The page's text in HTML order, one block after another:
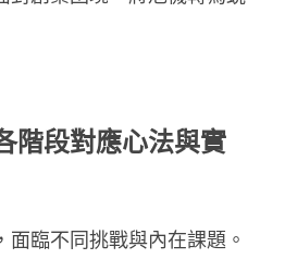
階段對應心法與實
面臨不同挑戰與內在課題。